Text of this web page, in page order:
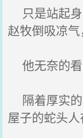
只是站起身
赵牧倒吸凉气
他无奈的看
隔着厚实的
屋子的蛇头人